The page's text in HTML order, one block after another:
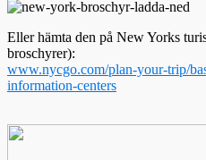
Eller hämta den på New Yorks
broschyrer):
www.nycgo.com/plan-your-trip/
information-centers